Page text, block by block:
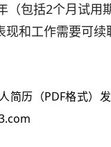
（包括2个月试用
和工作需要可续
简历（PDF格式）发